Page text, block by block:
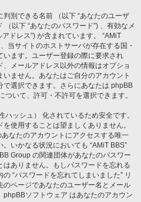
別できる名前 （以下 “あなたのユーザ
以下 “あなたのパスワード”) 、有効なメ
ドレス”) が含まれています。 “AMiT
当サイトのホストサーバが存在する国・
ます。ユーザー登録の際に要求され
メールアドレス以外の情報はオプショ
ません。あなたはご自分のアカウント
選択できます。さらにあなたは phpBB
いて、許可・不許可を選択できます。
ッシュ） 化されているため安全です。
使用することは望ましくありません。
なたのアカウントにアクセスする唯一
いかなる状況においても “AMiT BBS”
Group の関連団体があなたのパスワー
はありません。もしパスワードを忘れる
“パスワードを忘れてしまいました” リ
ページであなたのユーザー名とメール
ソフトウェア はあなたのアカウン